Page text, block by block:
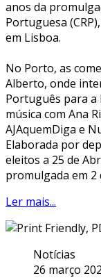
anos da
Portuguesa
em Lisboa.
No Porto, as
Alberto, onde
Português para a
música com Ana
AJAquemDiga e
Elaborada por
eleitos a 25 de
promulgada em 2
Ler mais...
Notícias
26 março